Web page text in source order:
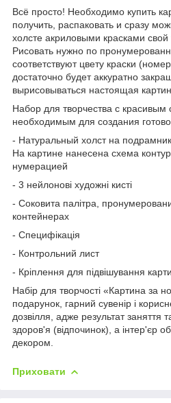
Всё просто! Необходимо купить
получить, распаковать и сразу
холсте акриловыми красками свой
Рисовать нужно по
соответствуют цвету краски
достаточно будет аккуратно
вырисовываться настоящая
Набор для творчества с
необходимым для создания
- Натуральный холст на
На картине нанесена схема
нумерацией
- 3 нейлонові художні кисті
- Соковита палітра,
контейнерах
- Специфікація
- Контрольний лист
- Кріплення для підвішування
Набір для творчості «Картина за
подарунок, гарний сувенір і
дозвілля, адже результат заняття
здоров'я (відпочинок), а інтер'єр
декором.
Приховати